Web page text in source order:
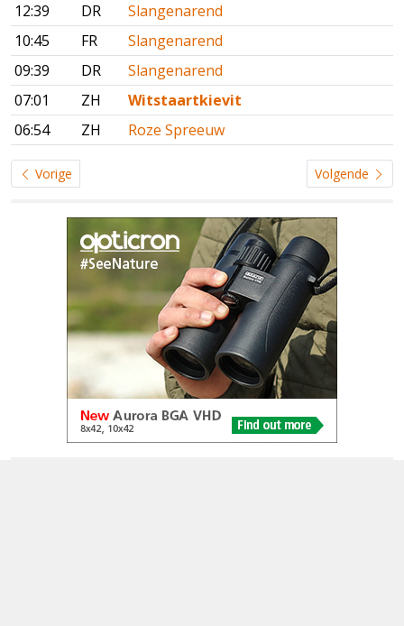
12:39
DR
Slangenarend
10:45
FR
Slangenarend
09:39
DR
Slangenarend
07:01
ZH
Witstaartkievit
06:54
ZH Roze Spreeuw
Vorige Volgende